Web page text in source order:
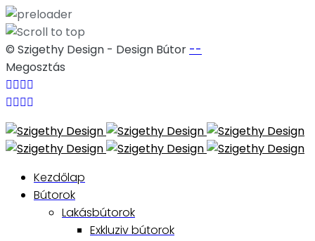
© Szigethy Design - Design Bútor --
Megosztás
Skip
to
Kezdőlap
Bútorok
Lakásbútorok
Exkluziv bútorok